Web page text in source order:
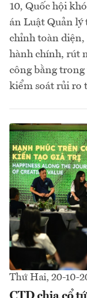
10, Quốc hội
án Luật Quản lý
chỉnh toàn diện,
hành chính, rút
công bằng
kiểm soát rủi ro
Thứ Hai, 20-10-